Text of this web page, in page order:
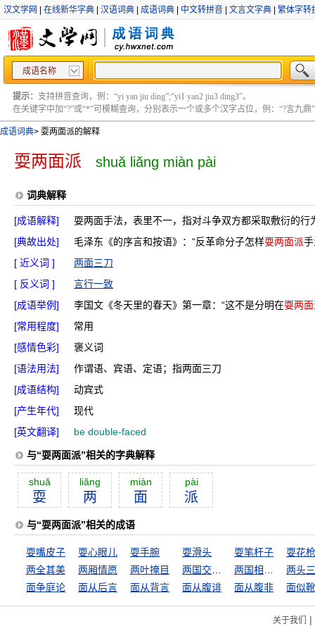
汉文学网 在线新华字典 汉语词典 成语词典 中文转拼音 文言文字典 繁体字转
成语名称
提示： 支持拼音查询，例：“yi yan jiu ding”;“yi1 yan2 jiu3 ding3”。
在关键字中加“?”或“*”可模糊查询，分别表示一个或多个汉字占位，例：“?言九鼎”
成语词典> 耍两面派的解释
耍两面派 shuǎ liǎng miàn pài
词典解释
[成语解释]
耍两面手法，表里不一，指对斗争双方都采取敷衍的行
[典故出处]
毛泽东《的序言和按语》：“反革命分子怎样耍两面派手
[ 近义词 ]
两面三刀
[ 反义词 ]
言行一致
[成语举例]
李国文《冬天里的春天》第一章：“这不是分明在耍两
[常用程度]
常用
[感情色彩]
褒义词
[语法用法]
作谓语、宾语、定语；指两面三刀
[成语结构]
动宾式
[产生年代]
现代
[英文翻译]
be double-faced
与“耍两面派”相关的字典解释
shuă
耍
liăng
两
miàn
面
pài
派
与“耍两面派”相关的成语
耍嘴皮子 耍心眼儿 耍手腕 耍滑头 耍笔杆子
耍花枪
两全其美
两厢情愿 两叶掩目
两头
面争庭论
面从后言 面从背言 面从腹诽 面从腹非 面似
关于我们 |